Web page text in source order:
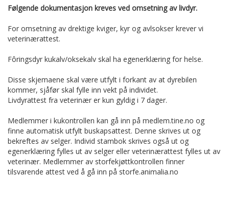
Følgende dokumentasjon kreves ved omsetning av livdyr.
For omsetning av drektige kviger, kyr og avlsokser krever vi
veterinærattest.
Fôringsdyr kukalv/oksekalv skal ha egenerklæring for helse.
Disse skjemaene skal være utfylt i forkant av at dyrebilen
kommer, sjåfør skal fylle inn vekt på individet.
Livdyrattest fra veterinær er kun gyldig i 7 dager.
Medlemmer i kukontrollen kan gå inn på medlem.tine.no og
finne automatisk utfylt buskapsattest. Denne skrives ut og
bekreftes av selger. Individ stambok skrives også ut og
egenerklæring fylles ut av selger eller veterinærattest fylles ut av
veterinær. Medlemmer av storfekjøttkontrollen finner
tilsvarende attest ved å gå inn på storfe.animalia.no